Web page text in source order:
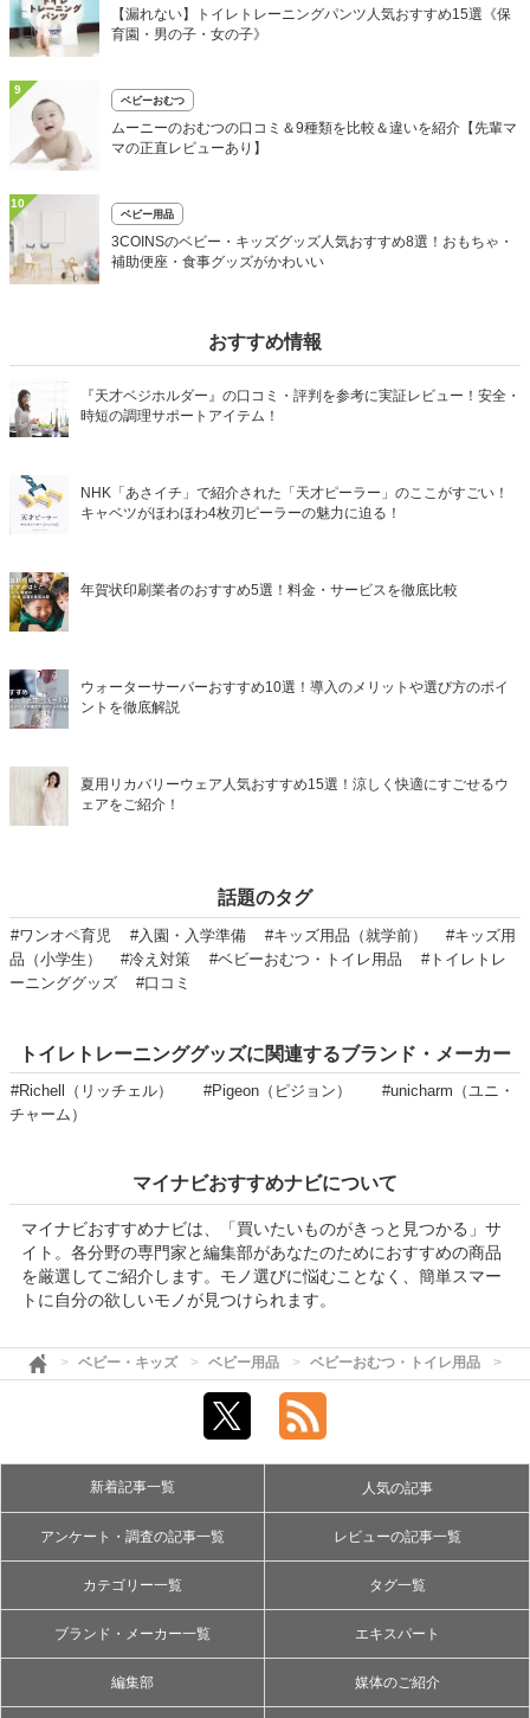
【漏れない】トイレトレーニングパンツ人気おすすめ15選《保
育園・男の子・女の子》
9
ベビーおむつ
ムーニーのおむつの口コミ＆9種類を比較＆違いを紹介【先輩マ
マの正直レビューあり】
10
ベビー用品
3COINSのベビー・キッズグッズ人気おすすめ8選！おもちゃ・
補助便座・食事グッズがかわいい
おすすめ情報
『天才ベジホルダー』の口コミ・評判を参考に実証レビュー！安全・
時短の調理サポートアイテム！
NHK「あさイチ」で紹介された「天才ピーラー」のここがすごい！
キャベツがほわほわ4枚刃ピーラーの魅力に迫る！
年賀状印刷業者のおすすめ5選！料金・サービスを徹底比較
ウォーターサーバーおすすめ10選！導入のメリットや選び方のポイ
ントを徹底解説
夏用リカバリーウェア人気おすすめ15選！涼しく快適にすごせるウ
ェアをご紹介！
話題のタグ
#ワンオペ育児 #入園・入学準備 #キッズ用品（就学前）
#キッズ用
品（小学生）
#冷え対策 #ベビーおむつ・トイレ用品
#トイレトレ
ーニンググッズ
#口コミ
トイレトレーニンググッズに関連するブランド・メーカー
#Richell（リッチェル） #Pigeon（ピジョン）
#unicharm（ユニ・
チャーム）
マイナビおすすめナビについて
マイナビおすすめナビは、「買いたいものがきっと見つかる」サ
イト。各分野の専門家と編集部があなたのためにおすすめの商品
を厳選してご紹介します。モノ選びに悩むことなく、簡単スマー
トに自分の欲しいモノが見つけられます。
ベビー・キッズ ベビー用品 ベビーおむつ・トイレ用品
新着記事一覧 人気の記事
アンケート・調査の記事一覧 レビューの記事一覧
カテゴリー一覧 タグ一覧
ブランド・メーカー一覧 エキスパート
編集部 媒体のご紹介